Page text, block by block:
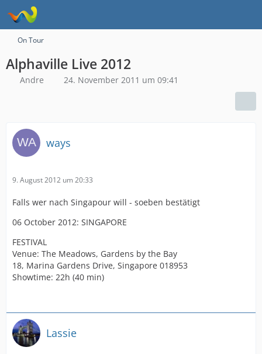
On Tour
Alphaville Live 2012
Andre 24. November 2011 um 09:41
ways
9. August 2012 um 20:33
Falls wer nach Singapour will - soeben bestätigt
06 October 2012: SINGAPORE
FESTIVAL
Venue: The Meadows, Gardens by the Bay
18, Marina Gardens Drive, Singapore 018953
Showtime: 22h (40 min)
Lassie